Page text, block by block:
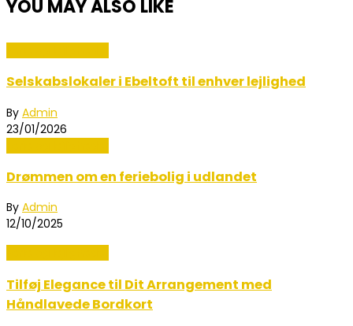
YOU MAY ALSO LIKE
Selskabslokaler i Ebeltoft til enhver lejlighed
By Admin
23/01/2026
Drømmen om en feriebolig i udlandet
By Admin
12/10/2025
Tilføj Elegance til Dit Arrangement med
Håndlavede Bordkort